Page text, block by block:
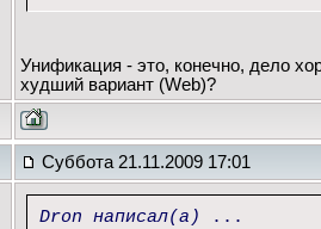
Унификация - это, конечно, дело
худший вариант (Web)?
Суббота 21.11.2009 17:01
Dron написал(а) ...